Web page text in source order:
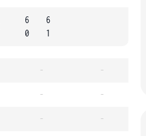
6
0
6
1
- -
- -
- -